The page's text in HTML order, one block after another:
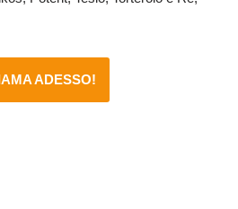
ADESSO!